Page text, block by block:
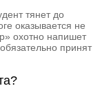
тянет до
оказывается не
охотно напишет
принят